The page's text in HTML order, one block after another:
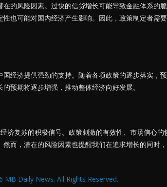
的风险因素。过快的信贷增长可能导致金融体系的
也可能对国内经济产生影响。因此，政策制定者需
经济提供强劲的支持。随着各项政策的逐步落实，
预期将逐步增强，推动整体经济向好发展。
济复苏的积极信号。政策刺激的有效性、市场信心的
而，潜在的风险因素也提醒我们在追求增长的同时，
MB Daily News. All Rights Reserved.